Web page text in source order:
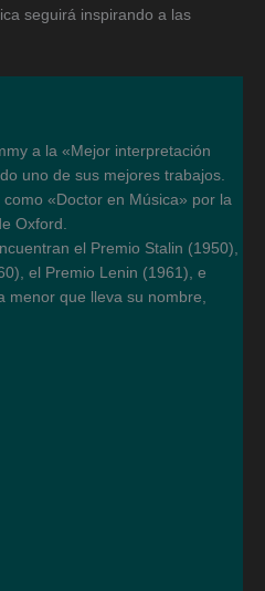
seguirá inspirando a las
a la «Mejor interpretación
uno de sus mejores trabajos.
«Doctor en Música» por la
Oxford.
el Premio Stalin (1950),
el Premio Lenin (1961), e
menor que lleva su nombre,